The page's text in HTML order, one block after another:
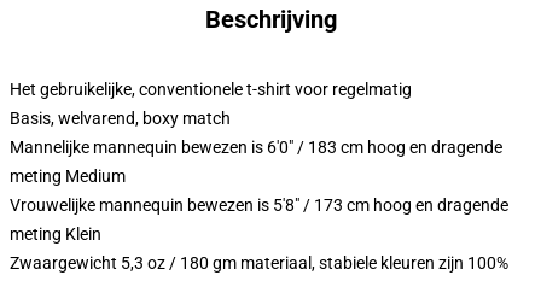
Beschrijving
Het gebruikelijke, conventionele t-shirt voor regelmatig
Basis, welvarend, boxy match
Mannelijke mannequin bewezen is 6'0" / 183 cm hoog en dragende
meting Medium
Vrouwelijke mannequin bewezen is 5'8" / 173 cm hoog en dragende
meting Klein
Zwaargewicht 5,3 oz / 180 gm materiaal, stabiele kleuren zijn 100%